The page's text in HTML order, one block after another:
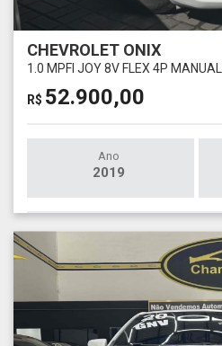
CHEVROLET ONIX
1.0 MPFI JOY 8V FLEX 4P MANUAL
R$ 52.900,00
Ano
2019